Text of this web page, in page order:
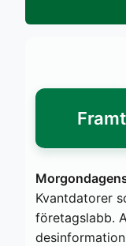
Kvantdatorer
företagslabb.